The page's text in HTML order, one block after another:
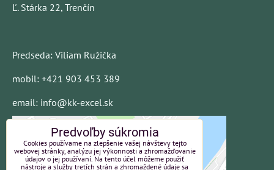
Ľ. Stárka 22, Trenčín
Predseda: Viliam Ružička
mobil: +421 903 453 389
email: info@kk-excel.sk
Predvoľby súkromia
Cookies používame na zlepšenie vašej návštevy tejto
webovej stránky, analýzu jej výkonnosti a zhromažďovanie
údajov o jej používaní. Na tento účel môžeme použiť
nástroje a služby tretích strán a zhromaždené údaje sa